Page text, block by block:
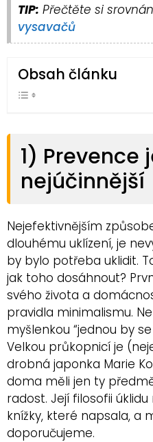
TIP: Přečtěte si
vysavačů
Obsah článku
1) Prevence
nejúčinnější
Nejefektivnějším
dlouhému uklízení, je
by bylo potřeba uklidit.
jak toho dosáhnout?
svého života a
pravidla minimalismu.
myšlenkou “jednou by
Velkou průkopnicí je
drobná japonka Marie
doma měli jen ty
radost. Její filosofii
knížky, které napsala, a
doporučujeme.